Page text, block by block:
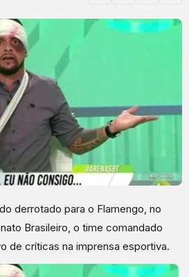
derrotado para o Flamengo, no
Brasileiro, o time comandado
de críticas na imprensa esportiva.